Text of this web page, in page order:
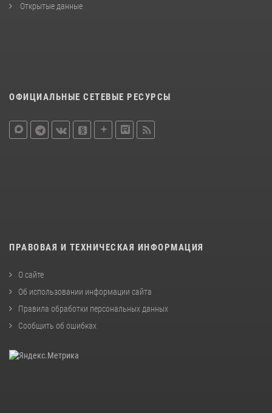
Открытые данные
ОФИЦИАЛЬНЫЕ СЕТЕВЫЕ РЕСУРСЫ
ПРАВОВАЯ И ТЕХНИЧЕСКАЯ ИНФОРМАЦИЯ
О сайте
Об использовании информации сайта
Правила обработки персональных данных
Сообщить об ошибках